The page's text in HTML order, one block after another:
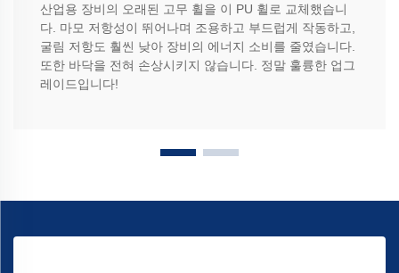
산업용 장비의 오래된 고무 휠을 이 PU 휠로 교체했습니
다. 마모 저항성이 뛰어나며 조용하고 부드럽게 작동하고,
굴림 저항도 훨씬 낮아 장비의 에너지 소비를 줄였습니다.
또한 바닥을 전혀 손상시키지 않습니다. 정말 훌륭한 업그
레이드입니다!